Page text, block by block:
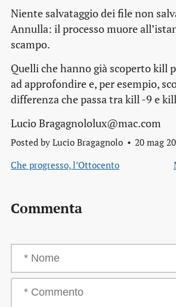
Niente salvataggio dei file non
Annulla: il processo muore
scampo.
Quelli che hanno già scoperto kill
ad approfondire e, per esempio,
differenza che passa tra kill -9 e
Lucio Bragagnololux@mac.com
Posted by Lucio Bragagnolo 20 mag
Che progresso, l’Ottocento
Commenta